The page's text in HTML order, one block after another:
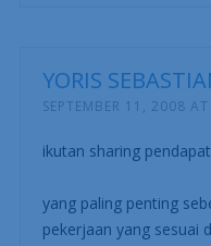
YORIS
SEPTEMBER 11, 2008
ikutan sharing
yang paling penting
pekerjaan yang sesuai